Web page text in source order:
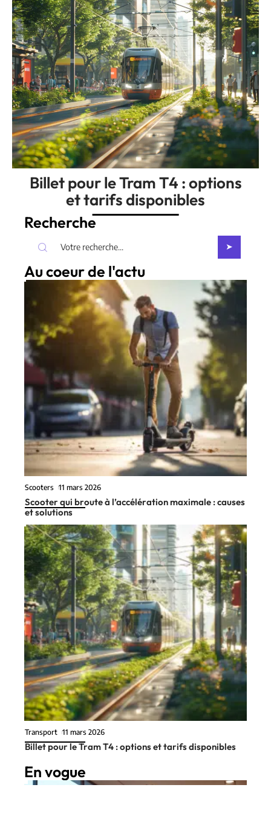
Billet pour le Tram T4 : options
et tarifs disponibles
Recherche
Au coeur de l'actu
Scooters 11 mars 2026
Scooter qui broute à l’accélération maximale : causes
et solutions
Transport 11 mars 2026
Billet pour le Tram T4 : options et tarifs disponibles
En vogue